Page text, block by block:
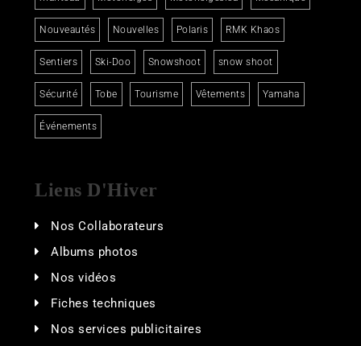
Nouveautés Nouvelles Polaris RMK Khaos
Sentiers Ski-Doo Snowshoot snow shoot
Sécurité Tobe Tourisme Vêtements Yamaha
Événements
Liens D'Hiver
Nos Collaborateurs
Albums photos
Nos vidéos
Fiches techniques
Nos services publicitaires